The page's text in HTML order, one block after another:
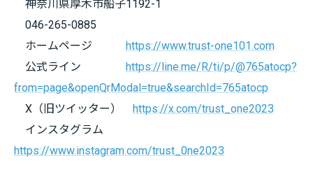
神奈川県厚木市船子1192-1
046-265-0885
ホームページ
https://www.trust-one101.com
公式ライン
https://line.me/R/ti/p/@765atocp?
from=page&openQrModal=true&searchId=765atocp
X（旧ツイッター）
https://x.com/trust_one2023
インスタグラム
https://www.instagram.com/trust_0ne2023